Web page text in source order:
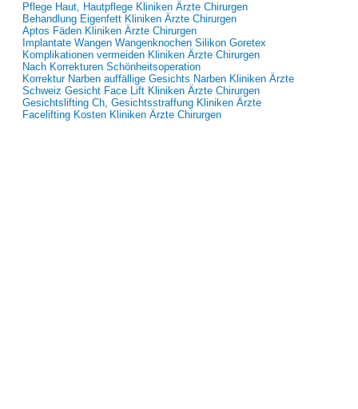
Pflege Haut, Hautpflege Kliniken Ärzte Chirurgen
Behandlung Eigenfett Kliniken Ärzte Chirurgen
Aptos Fäden Kliniken Ärzte Chirurgen
Implantate Wangen Wangenknochen Silikon Goretex
Komplikationen vermeiden Kliniken Ärzte Chirurgen
Nach Korrekturen Schönheitsoperation
Korrektur Narben auffällige Gesichts Narben Kliniken Ärzte
Schweiz Gesicht Face Lift Kliniken Ärzte Chirurgen
Gesichtslifting Ch, Gesichtsstraffung Kliniken Ärzte
Facelifting Kosten Kliniken Ärzte Chirurgen